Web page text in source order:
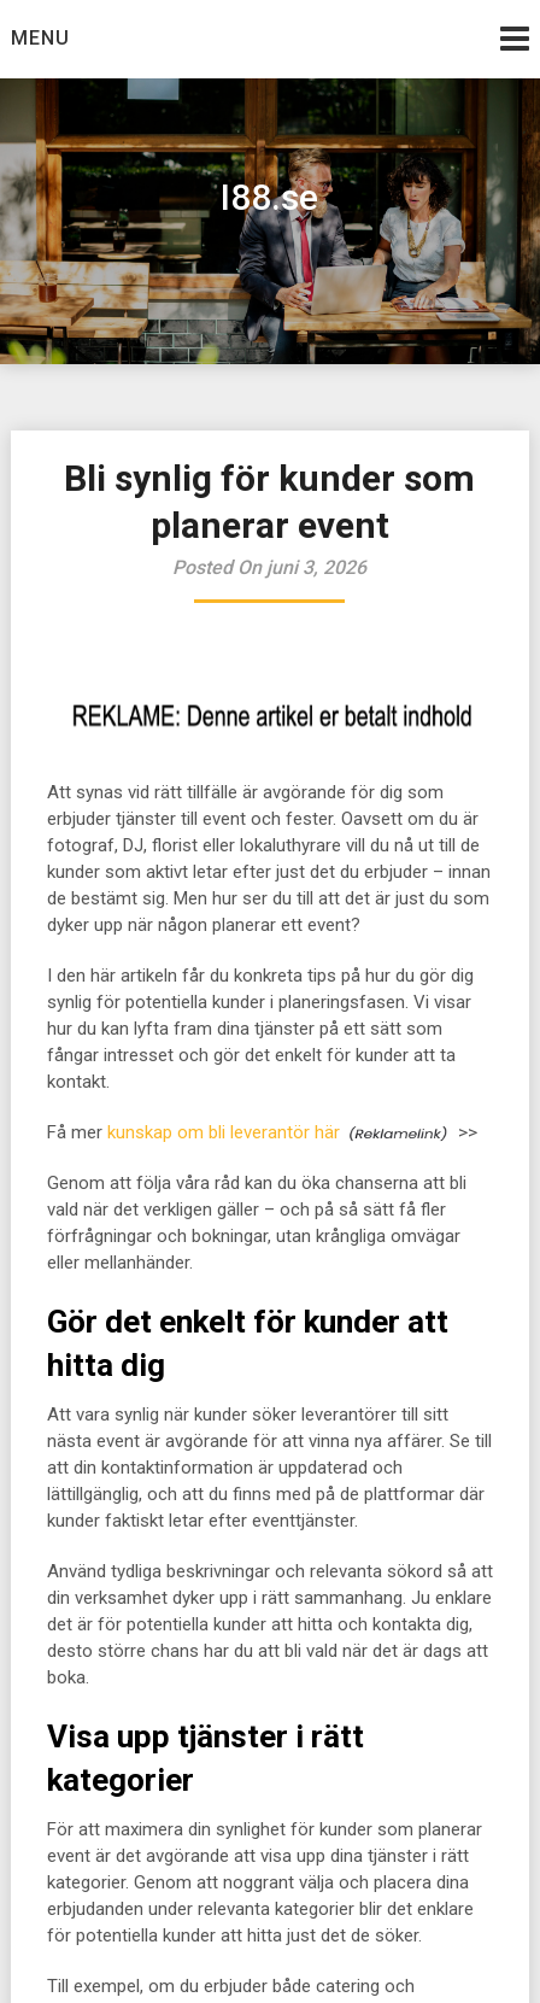
toMENU
I88.se
Bli synlig för kunder som
planerar event
Posted On juni 3, 2026
Att synas vid rätt tillfälle är avgörande för dig som
erbjuder tjänster till event och fester. Oavsett om du är
fotograf, DJ, florist eller lokaluthyrare vill du nå ut till de
kunder som aktivt letar efter just det du erbjuder – innan
de bestämt sig. Men hur ser du till att det är just du som
dyker upp när någon planerar ett event?
I den här artikeln får du konkreta tips på hur du gör dig
synlig för potentiella kunder i planeringsfasen. Vi visar
hur du kan lyfta fram dina tjänster på ett sätt som
fångar intresset och gör det enkelt för kunder att ta
kontakt.
Få mer kunskap om bli leverantör här >>
Genom att följa våra råd kan du öka chanserna att bli
vald när det verkligen gäller – och på så sätt få fler
förfrågningar och bokningar, utan krångliga omvägar
eller mellanhänder.
Gör det enkelt för kunder att
hitta dig
Att vara synlig när kunder söker leverantörer till sitt
nästa event är avgörande för att vinna nya affärer. Se till
att din kontaktinformation är uppdaterad och
lättillgänglig, och att du finns med på de plattformar där
kunder faktiskt letar efter eventtjänster.
Använd tydliga beskrivningar och relevanta sökord så att
din verksamhet dyker upp i rätt sammanhang. Ju enklare
det är för potentiella kunder att hitta och kontakta dig,
desto större chans har du att bli vald när det är dags att
boka.
Visa upp tjänster i rätt
kategorier
För att maximera din synlighet för kunder som planerar
event är det avgörande att visa upp dina tjänster i rätt
kategorier. Genom att noggrant välja och placera dina
erbjudanden under relevanta kategorier blir det enklare
för potentiella kunder att hitta just det de söker.
Till exempel, om du erbjuder både catering och